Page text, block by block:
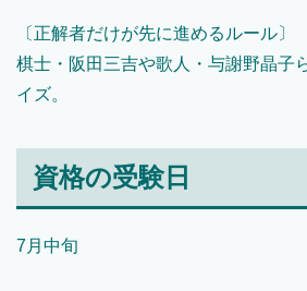
〔正解者だけが先に進めるルール〕
棋士・阪田三吉や歌人・与謝野晶子
イズ。
資格の受験日
7月中旬